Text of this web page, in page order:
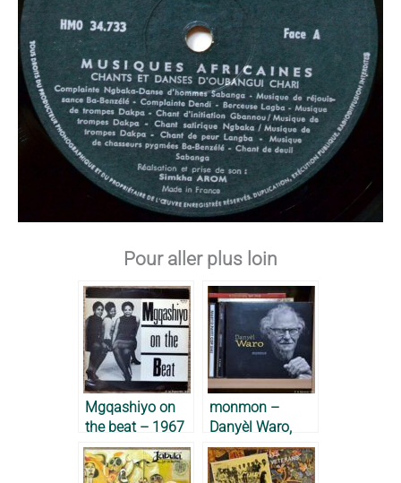
Pour aller plus loin
Mgqashiyo on
the beat – 1967
monmon –
Danyèl Waro,
2017